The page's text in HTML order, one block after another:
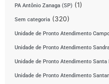
PA Antônio Zanaga (SP) (1)
Sem categoria (320)
Unidade de Pronto Atendimento
Unidade de Pronto Atendimento
Unidade de Pronto Atendimento Santa
Unidade de Pronto Atendimento